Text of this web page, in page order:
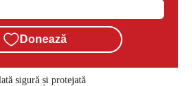
Donează
sigură și protejată